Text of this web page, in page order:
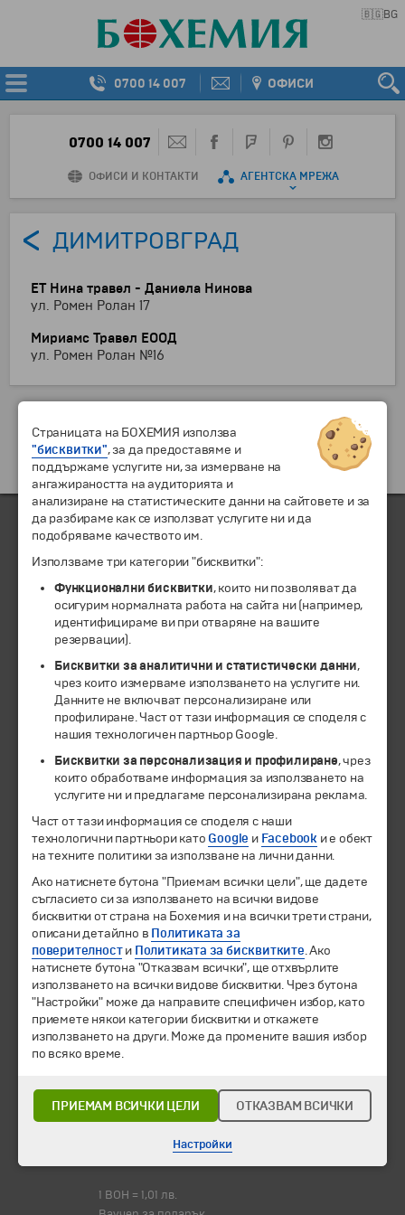
🇧🇬BG
0700 14 007 ОФИСИ
0700 14 007
ОФИСИ И КОНТАКТИ АГЕНТСКА МРЕЖА
ДИМИТРОВГРАД
ЕТ Нина травел - Даниела Нинова
ул. Ромен Ролан 17
Мириамс Травел ЕООД
ул. Ромен Ролан №16
ЧЛЕН НА
© 1994-2026 Бохемия ООД.Всички права запазени.
Екскурзии и почивки
Направления
Календар
Всички програми от А до Я
Промоции
Горещи оферти
Потвърдени дати
Празници
Оферта на деня
Туристически обекти
Самолетни билети
Новини
Информационен бюлетин
1 BOH = 1,01 лв.
Страницата на БОХЕМИЯ използва
"бисквитки", за да предоставяме и
поддържаме услугите ни, за измерване на
ангажираността на аудиторията и
анализиране на статистическите данни на сайтовете и за
да разбираме как се използват услугите ни и да
подобряваме качеството им.
Използваме три категории "бисквитки":
Функционални бисквитки, които ни позволяват да
осигурим нормалната работа на сайта ни (например,
идентифицираме ви при отваряне на вашите
резервации).
Бисквитки за аналитични и статистически данни,
чрез които измерваме използването на услугите ни.
Данните не включват персонализиране или
профилиране. Част от тази информация се споделя с
нашия технологичен партньор Google.
Бисквитки за персонализация и профилиране, чрез
които обработваме информация за използването на
услугите ни и предлагаме персонализирана реклама.
Част от тази информация се споделя с наши
технологични партньори като Google и Facebook и е обект
на техните политики за използване на лични данни.
Ако натиснете бутона "Приемам всички цели", ще дадете
съгласието си за използването на всички видове
бисквитки от страна на Бохемия и на всички трети страни,
описани детайлно в Политиката за
поверителности Политиката за бисквитките. Ако
натиснете бутона "Отказвам всички", ще отхвърлите
използването на всички видове бисквитки. Чрез бутона
"Настройки" може да направите специфичен избор, като
приемете някои категории бисквитки и откажете
използването на други. Може да промените вашия избор
по всяко време.
ПРИЕМАМ ВСИЧКИ ЦЕЛИ ОТКАЗВАМ ВСИЧКИ
Настройки